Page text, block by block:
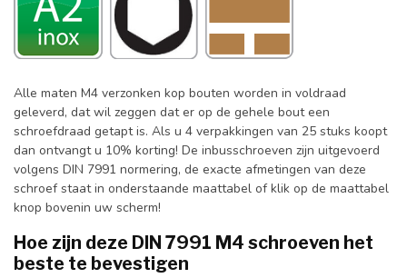
Alle maten M4 verzonken kop bouten worden in voldraad
geleverd, dat wil zeggen dat er op de gehele bout een
schroefdraad getapt is. Als u 4 verpakkingen van 25 stuks koopt
dan ontvangt u 10% korting! De inbusschroeven zijn uitgevoerd
volgens DIN 7991 normering, de exacte afmetingen van deze
schroef staat in onderstaande maattabel of klik op de maattabel
knop bovenin uw scherm!
Hoe zijn deze DIN 7991 M4 schroeven het
beste te bevestigen